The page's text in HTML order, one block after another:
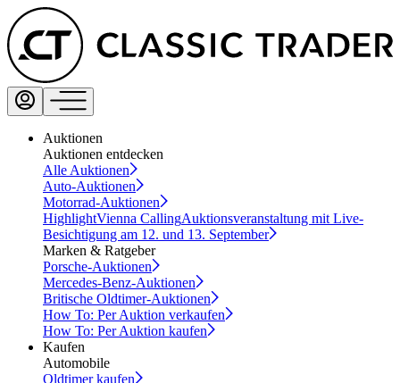
Auktionen
Auktionen entdecken
Alle Auktionen
Auto-Auktionen
Motorrad-Auktionen
HighlightVienna CallingAuktionsveranstaltung mit Live-
Besichtigung am 12. und 13. September
Marken & Ratgeber
Porsche-Auktionen
Mercedes-Benz-Auktionen
Britische Oldtimer-Auktionen
How To: Per Auktion verkaufen
How To: Per Auktion kaufen
Kaufen
Automobile
Oldtimer kaufen